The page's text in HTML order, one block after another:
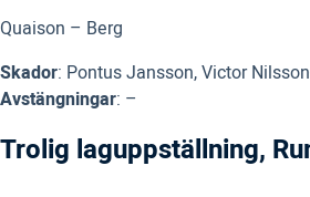
Quaison – Berg
Skador: Pontus Jansson, Victor
Avstängningar: –
Trolig laguppställning,